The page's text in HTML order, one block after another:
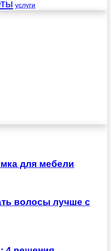
услуги
для мебели
волосы лучше с